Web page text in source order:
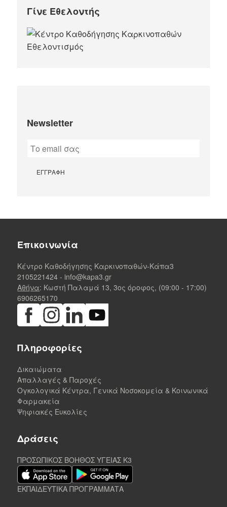
Γίνε Εθελοντής
Newsletter
Επικοινωνία
Κέντρο Καθοδήγησης Καρκινοπαθών-Κάπα3
2105221424 - info@kapa3.gr
Αθήνα: Κωστή Παλαμά 13, 3ος όροφος, (09:00 - 17:00)
6906265170
Πληροφορίες
Δικαιώματα
Απαλλαγές & Παροχές
Ογκολογικά Κέντρα, Γενικά Νοσοκομεία & Κοινωνικά
Φαρμακεία
Ψηφιακές Ευκολίες
Δράσεις
ΠΡΟΣΩΠΙΚΟΣ ΒΟΗΘΟΣ ΥΓΕΙΑΣ K3
ΕΚΠΑΙΔΕΥΤΙΚΑ ΠΡΟΓΡΑΜΜΑΤΑ